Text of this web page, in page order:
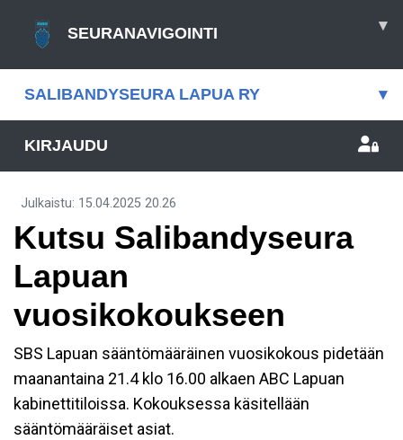
SEURANAVIGOINTI ▾
SALIBANDYSEURA LAPUA RY ▾
KIRJAUDU
Julkaistu: 15.04.2025 20.26
Kutsu Salibandyseura
Lapuan
vuosikokoukseen
SBS Lapuan sääntömääräinen vuosikokous pidetään
maanantaina 21.4 klo 16.00 alkaen ABC Lapuan
kabinettitiloissa. Kokouksessa käsitellään
sääntömääräiset asiat.